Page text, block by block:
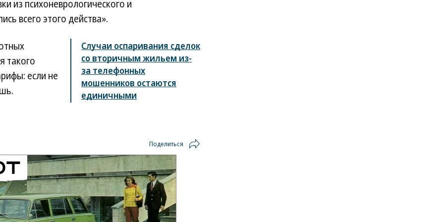
из психоневрологического и
всего этого действа».
Случаи оспаривания сделок
со вторичным жильем из-
за телефонных
мошенников остаются
единичными
такого
если не
Поделиться